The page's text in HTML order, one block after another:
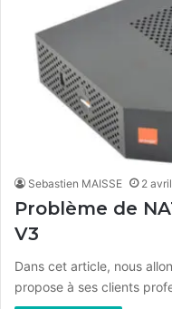
Sebastien MAISSE 2
Problème de
V3
Dans cet article, nous
propose à ses clients